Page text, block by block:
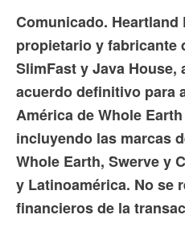
Comunicado.
propietario y fabricante
SlimFast y Java
acuerdo definitivo para
América de Whole
incluyendo las marcas
Whole Earth, Swerve y
y Latinoamérica. No se
financieros de la